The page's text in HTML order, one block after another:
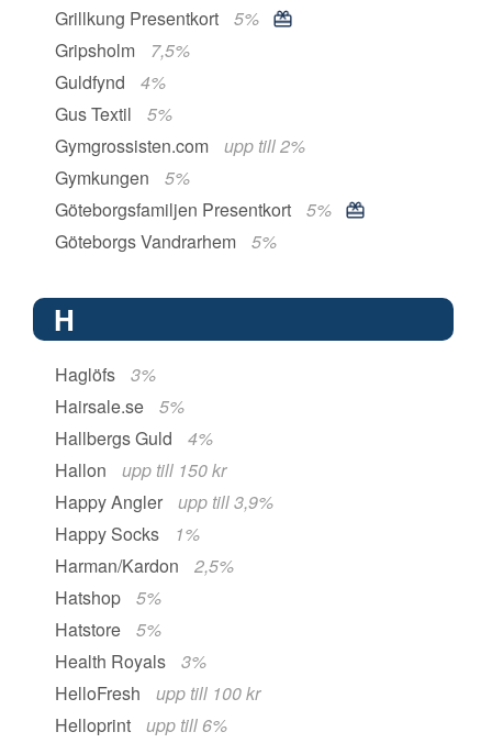
Grillkung Presentkort
5%
Gripsholm
7,5%
Guldfynd
4%
Gus Textil
5%
Gymgrossisten.com
upp till 2%
Gymkungen
5%
Göteborgsfamiljen Presentkort
5%
Göteborgs Vandrarhem
5%
H
Haglöfs
3%
Hairsale.se
5%
Hallbergs Guld
4%
Hallon
upp till 150 kr
Happy Angler
upp till 3,9%
Happy Socks
1%
Harman/Kardon
2,5%
Hatshop
5%
Hatstore
5%
Health Royals
3%
HelloFresh
upp till 100 kr
Helloprint
upp till 6%